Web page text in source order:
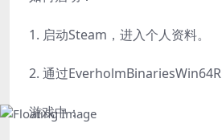
1. 启动Steam，进入个人资料。
2. 通过
游戏中：